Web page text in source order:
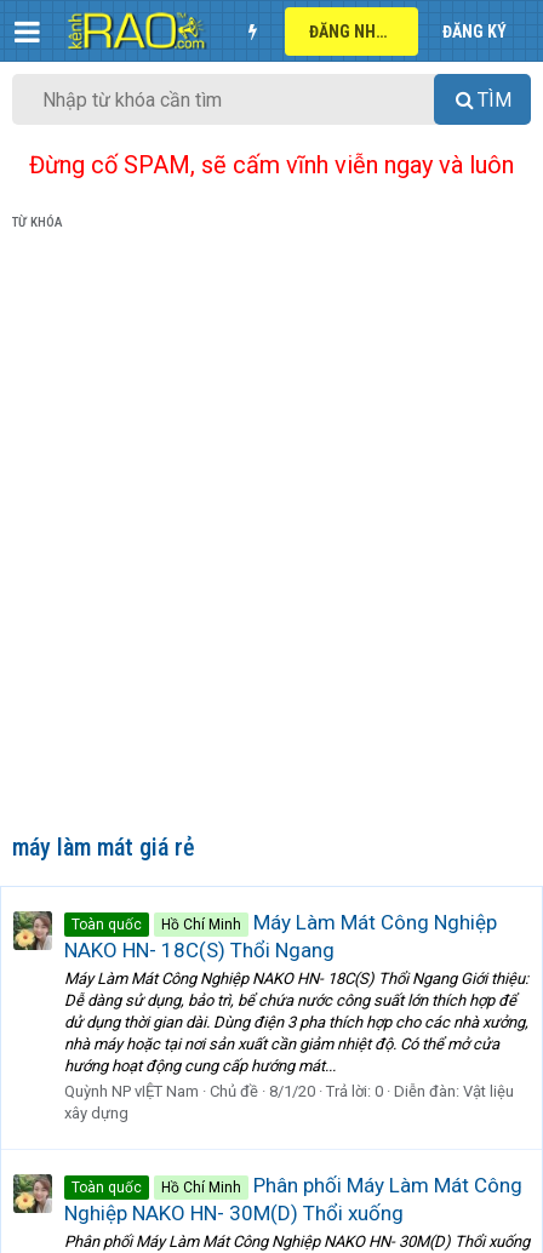
ĐĂNG NHẬP ĐĂNG KÝ
TÌM
Đừng cố SPAM, sẽ cấm vĩnh viễn ngay và luôn
TỪ KHÓA
máy làm mát giá rẻ
Toàn quốc Hồ Chí Minh
Máy Làm Mát Công Nghiệp
NAKO HN- 18C(S) Thổi Ngang
Máy Làm Mát Công Nghiệp NAKO HN- 18C(S) Thổi Ngang Giới thiệu:
Dễ dàng sử dụng, bảo trì, bể chứa nước công suất lớn thích hợp để
dử dụng thời gian dài. Dùng điện 3 pha thích hợp cho các nhà xưởng,
nhà máy hoặc tại nơi sản xuất cần giảm nhiệt độ. Có thể mở cửa
hướng hoạt động cung cấp hướng mát...
Quỳnh NP vIỆT Nam
Chủ đề 8/1/20 Trả lời: 0 Diễn đàn: Vật liệu
xây dựng
Toàn quốc Hồ Chí Minh
Phân phối Máy Làm Mát Công
Nghiệp NAKO HN- 30M(D) Thổi xuống
Phân phối Máy Làm Mát Công Nghiệp NAKO HN- 30M(D) Thổi xuống